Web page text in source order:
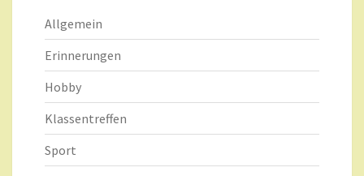
Allgemein
Erinnerungen
Hobby
Klassentreffen
Sport